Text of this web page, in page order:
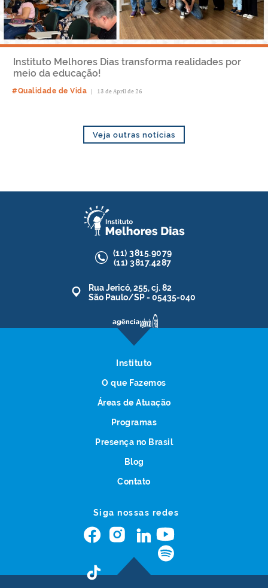
Instituto Melhores Dias transforma realidades por
meio da educação!
#Qualidade de Vida | 13 de April de 26
Veja outras notícias
(11) 3815.9079
(11) 3817.4287
Rua Jericó, 255, cj. 82
São Paulo/SP - 05435-040
Instituto
O que Fazemos
Áreas de Atuação
Programas
Presença no Brasil
Blog
Contato
Siga nossas redes